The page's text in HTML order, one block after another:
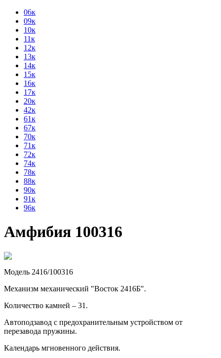
06к
09к
10к
11к
12к
13к
14к
15к
16к
17к
20к
42к
61к
67к
70к
71к
72к
74к
78к
88к
90к
91к
96к
Амфибия 100316
Модель 2416/100316
Механизм механический "Восток 2416Б".
Количество камней – 31.
Автоподзавод с предохранительным устройством от
перезавода пружины.
Календарь мгновенного действия.